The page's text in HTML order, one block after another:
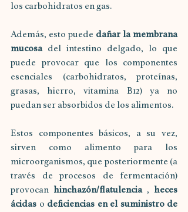
los carbohidratos en gas.
Además, esto puede dañar la membrana
mucosa del intestino delgado, lo que
puede provocar que los componentes
esenciales (carbohidratos, proteínas,
grasas, hierro, vitamina B12) ya no
puedan ser absorbidos de los alimentos.
Estos componentes básicos, a su vez,
sirven como alimento para los
microorganismos, que posteriormente (a
través de procesos de fermentación)
provocan hinchazón/flatulencia , heces
ácidas o deficiencias en el suministro de